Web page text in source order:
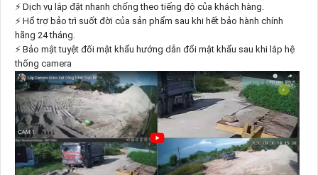
⚡ Dịch vụ lắp đặt nhanh chống theo tiếng độ của khách hàng.
⚡ Hổ trợ bảo trì suốt đời của sản phẩm sau khi hết bảo hành chính
hãng 24 tháng.
⚡ Bảo mật tuyệt đối mật khẩu hướng dẫn đổi mật khẩu sau khi lắp hệ
thống camera